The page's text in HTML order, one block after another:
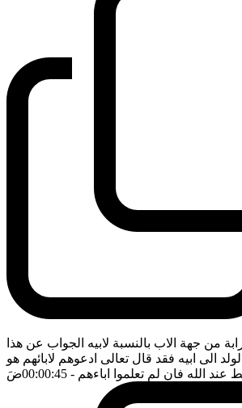
من جهة الاب بالنسبة لابيه الجواب عن هذا
الى ابيه فقد قال تعالى ادعوهم لابائهم هو
عند الله فان لم تعلموا اباءهم - 00:00:45 ضَ